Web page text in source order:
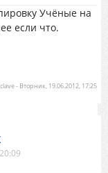
Учёные на
если что.
- Вторник, 19.06.2012, 17:25